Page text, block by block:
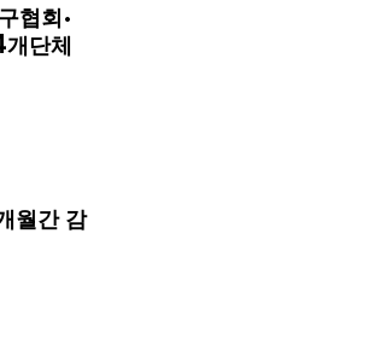
협회·
단체
월간 감